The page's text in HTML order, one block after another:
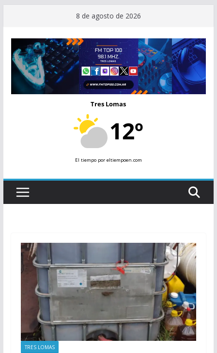
contenido
8 de agosto de 2026
Tres Lomas
12º
El tiempopor eltiempoen.com
TRES LOMAS